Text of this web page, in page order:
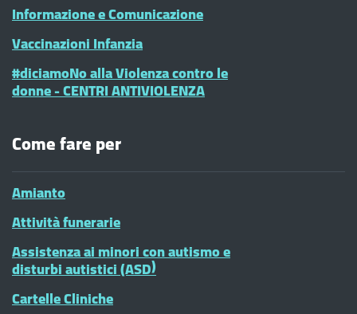
Informazione e Comunicazione
Vaccinazioni Infanzia
#diciamoNo alla Violenza contro le
donne - CENTRI ANTIVIOLENZA
Come fare per
Amianto
Attività funerarie
Assistenza ai minori con autismo e
disturbi autistici (ASD)
Cartelle Cliniche